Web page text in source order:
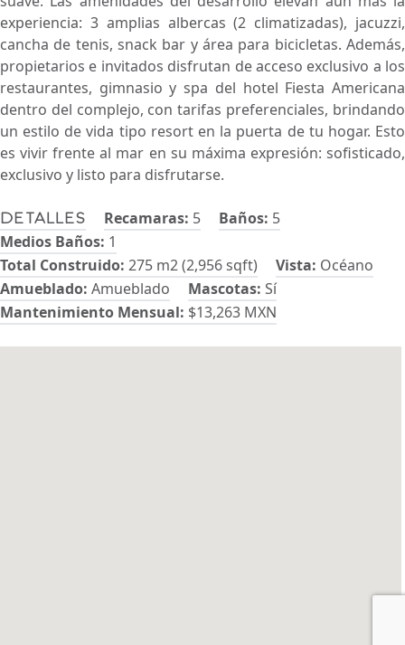
Detalles Recamaras: 5 Baños: 5
Medios Baños: 1
Total Construido: 275 m2 (2,956 sqft) Vista: Océano
Amueblado: Amueblado Mascotas: Sí
Mantenimiento Mensual: $13,263 MXN
experiencia: 3 amplias albercas (2 climatizadas), jacuzzi,
cancha de tenis, snack bar y área para bicicletas. Además,
propietarios e invitados disfrutan de acceso exclusivo a los
restaurantes, gimnasio y spa del hotel Fiesta Americana
dentro del complejo, con tarifas preferenciales, brindando
un estilo de vida tipo resort en la puerta de tu hogar. Esto
es vivir frente al mar en su máxima expresión: sofisticado,
exclusivo y listo para disfrutarse.